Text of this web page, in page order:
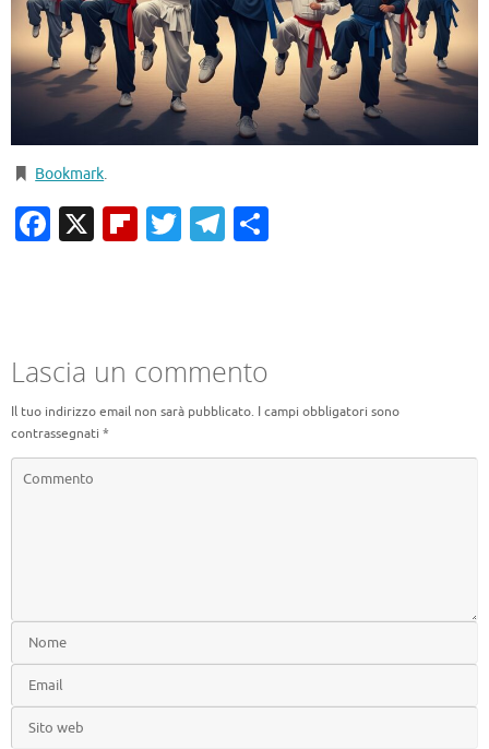
Bookmark.
Facebook
X Flipboard
TwitterTelegram
Lascia un commento
Il tuo indirizzo email non sarà pubblicato. I campi obbligatori sono
contrassegnati *